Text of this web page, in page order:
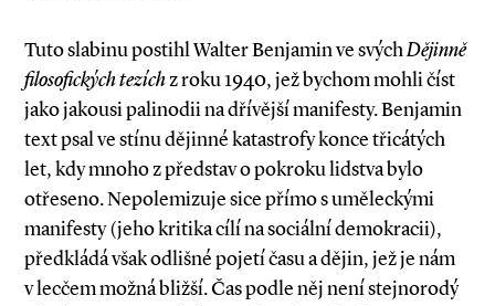
Tuto slabinu postihl Walter Benjamin ve svýchDějinně
filosofických tezíchz roku 1940, jež bychom mohli číst
jako jakousi palinodii na dřívější manifesty. Benjamin
text psal ve stínu dějinné katastrofy konce třicátých
let, kdy mnoho z představ o pokroku lidstva bylo
otřeseno. Nepolemizuje sice přímo s uměleckými
manifesty (jeho kritika cílí na sociální demokracii),
předkládá však odlišné pojetí času a dějin, jež je nám
v lecčem možná bližší. Čas podle něj není stejnorodý